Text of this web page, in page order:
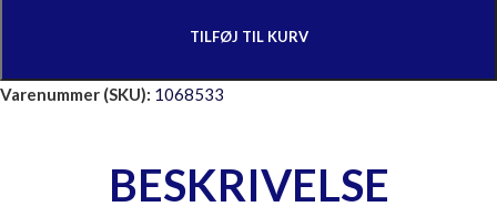
TILFØJ TIL KURV
Varenummer (SKU): 1068533
BESKRIVELSE